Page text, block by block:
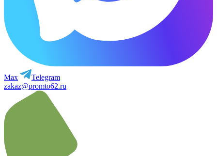
Max
Telegram
zakaz@promto62.ru